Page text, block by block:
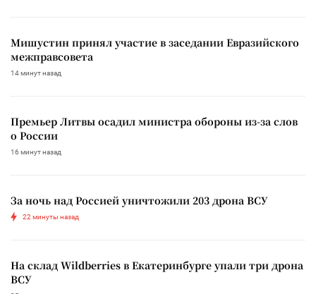
Мишустин принял участие в заседании Евразийского
межправсовета
14 минут назад
Премьер Литвы осадил министра обороны из-за слов
о России
16 минут назад
За ночь над Россией уничтожили 203 дрона ВСУ
22 минуты назад
На склад Wildberries в Екатеринбурге упали три дрона
ВСУ